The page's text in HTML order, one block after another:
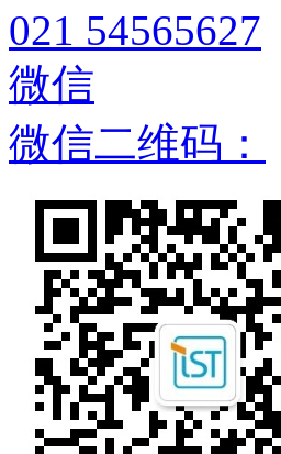
021 54565627
微信
微信二维码：